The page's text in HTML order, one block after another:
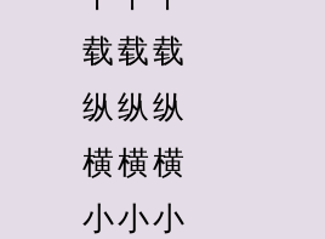
载载载
纵纵纵
横横横
小小小